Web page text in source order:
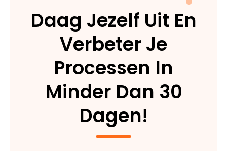
Daag Jezelf Uit En
Verbeter Je
Processen In
Minder Dan 30
Dagen!